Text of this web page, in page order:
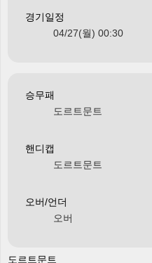
경기일정
04/27(월) 00:30
승무패
도르트문트
핸디캡
도르트문트
오버/언더
오버
도르트문트